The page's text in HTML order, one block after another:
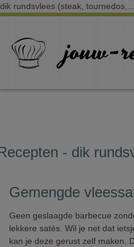
dik rundsvlees (steak,
- dik
Gemengde
Geen geslaagde barbecue
lekkere satés. Wil je net dat
kan je deze gerust zelf maken.